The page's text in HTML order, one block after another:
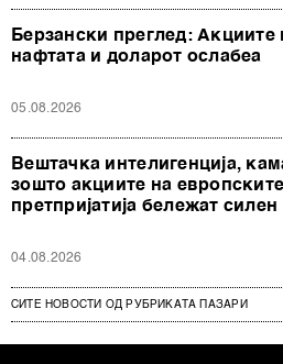
Берзански преглед:
нафтата и доларот ослабеа
05.08.2026
Вештачка интелигенција,
зошто акциите на
претпријатија бележат силен
04.08.2026
СИТЕ НОВОСТИ ОД РУБРИКАТА ПАЗАРИ